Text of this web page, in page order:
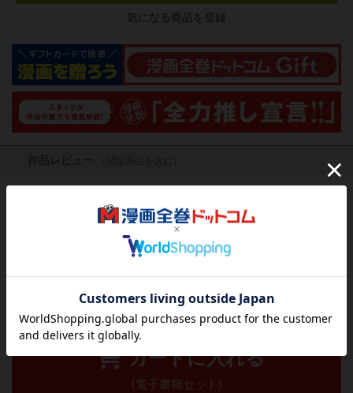
気になる商品を登録
方のために感想を共有してもらえませんか？
レビューを書く
4,620 税込
カートに入れる
(電子書籍セット)